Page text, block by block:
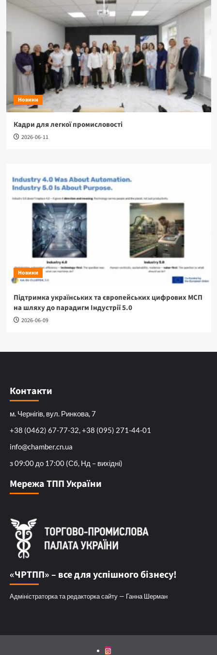
Новини
Кадри для легкої промисловості
2026-06-11
Новини
Підтримка українських та європейських цифрових МСП
на шляху до парадигм Індустрії 5.0
2026-06-09
Контакти
м. Чернігів, вул. Ринкова, 7
+38 (0462) 67-77-32, +38 (095) 271-44-01
info@chamber.cn.ua
з 09:00 до 17:00 (Сб, Нд – вихідні)
Мережа ТПП України
«ЧРТПП» – все для успішного бізнесу!
Адміністраторка та редакторка сайту — Ганна Шерман
Instagram